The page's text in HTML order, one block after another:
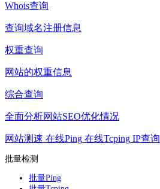
Whois查询
查询域名注册信息
权重查询
网站的权重信息
综合查询
全面分析网站SEO优化情况
网站测速 在线Ping 在线Tcping IP查询
批量检测
批量Ping